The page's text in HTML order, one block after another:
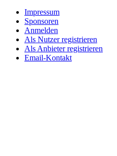
Impressum
Sponsoren
Anmelden
Als Nutzer registrieren
Als Anbieter registrieren
Email-Kontakt